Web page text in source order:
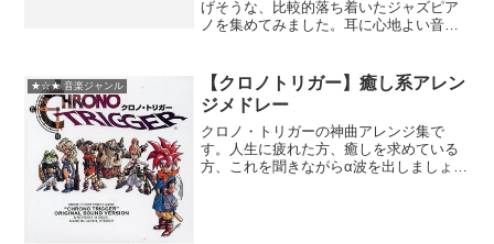
げそうな、比較的落ち着いたジャズピア
ノを集めてみました。耳に心地よい音量
Farao,Miroslav Vi...
★☆★ 音楽ジャンル
【クロノトリガー】癒し系アレン
ジメドレー
クロノ・トリガーの神曲アレンジ集で
す。人生に疲れた方、癒しを求めている
方、これを聞きながらα波を出しましょ